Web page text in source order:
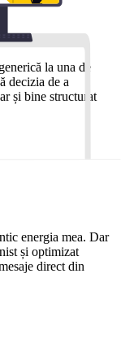
la una de
decizia de a
și bine structurat
energia mea. Dar
și optimizat
direct din